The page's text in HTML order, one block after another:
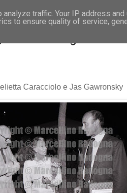
la stampa
Caracciolo e Jas Gawronsky
traffic. Your IP address and
to ensure quality of service,